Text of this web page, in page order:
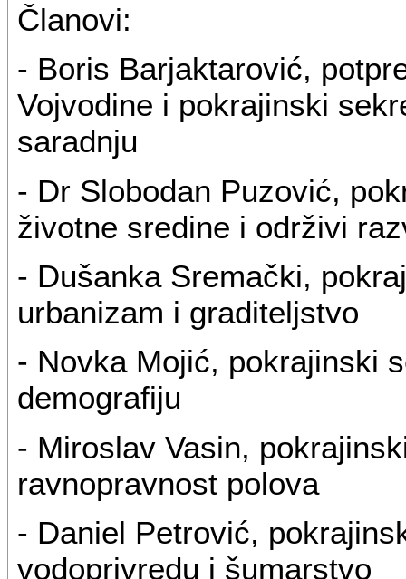
Članovi:
- Boris Barjaktarović,
Vojvodine i pokrajinski
saradnju
- Dr Slobodan Puzović,
životne sredine i održivi
- Dušanka Sremački,
urbanizam i graditeljstvo
- Novka Mojić, pokrajinski
demografiju
- Miroslav Vasin,
ravnopravnost polova
- Daniel Petrović,
vodoprivredu i šumarstvo